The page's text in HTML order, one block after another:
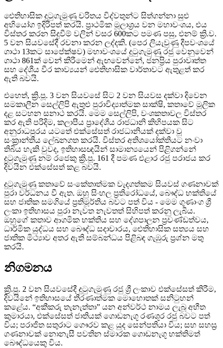
ඓතිහාසික දුටුගැමුණු චරිතය විද්වතුන්ට සිත්ගන්නා සුළු
අභියෝග ඉදිරිපත් කරයි. ප්‍රාථමික මූලාශ්‍රය වන මහාවංශය, එය
විස්තර කරන සිදුවීම් වලින් වසර 600කට පමණ පසු, එනම් ක්‍රි.ව.
5 වන සියවසේදී රචනා කරන ලද්දකි. (පෙර ලියැවුණු දීපවංශයේ
ගාථා 13කට සාපේක්ෂව) මහාවංශයේ දුටුගැමුණු රජු වෙනුවෙන්
ගාථා 861ක් වෙන් කිරීමෙන් ඇඟවෙන්නේ, ජනප්‍රිය පුරාවෘත්ත
සහ දේශීය වීර කාව්‍යයන් ඓතිහාසික වාර්තාවට ඇතුළත් කර
ඇති බවයි.
එහෙත්, ක්‍රි.පූ. 3 වන සියවසේ සිට 2 වන සියවස දක්වා දිවෙන
සමකාලීන සෙල්ලිපි ඇතුළු පුරාවිද්‍යාත්මක සාක්ෂි, කතාවේ මූලික
දළ සටහන සනාථ කරයි. මෙම සෙල්ලිපි, වංශකතාවල විස්තර
කර ඇති පරිදිම, කලාපීය ප්‍රාදේශීය රාජධානි කිහිපයක සිට
අනුරාධපුරය යටතේ එක්සේසත් රාජධානියක් දක්වා වූ
සංක්‍රාන්තිය ලේඛනගත කරයි. විස්තර අතිශයෝක්තියට නංවා
තිබිය හැකි වුවද, ඉතිහාසඥයින් සාමාන්‍යයෙන් පිළිගන්නේ
දුටුගැමුණු නම් රජෙකු ක්‍රි.පූ. 161 දී පමණ එළාර රජු පරාජය කර
දිවයින එක්සේසත් කළ බවයි.
දුටුගැමුණු කතාවේ සංකේතාත්මක වැදගත්කම සියවස් ගණනාවක්
පුරා වර්ධනය වී ඇත. ඔහු සිංහල ප්‍රතිරෝධයේ, බෞද්ධ භක්තියේ
සහ ජාතික සමගියේ ප්‍රතිමූර්තිය බවට පත් විය - මෙම ගුණාංග ශ්‍රී
ලංකා ඉතිහාසය පුරා නැවත නැවතත් සිහිපත් කරනු ලැබීය.
ඔහුගේ කතාව ආගමික භක්තිය සහ දේශපාලන ප්‍රචණ්ඩත්වය,
ධාර්මික යුද්ධය සහ බෞද්ධ සදාචාරය, ඓතිහාසික සත්‍යය සහ
ජාතික මිථ්‍යාව අතර ඇති සම්බන්ධය පිළිබඳ ගැඹුරු ප්‍රශ්න මතු
කරයි.
නිගමනය
ක්‍රි.පූ. 2 වන සියවසේදී දුටුගැමුණු රජු ශ්‍රී ලංකාව එක්සේසත් කිරීම,
දිවයිනේ ඉතිහාසයේ තීරණාත්මක මොහොතක් සනිටුහන්
කළේය. “අකීකරු තැනැත්තා” යන අන්වර්ථ නාමය ලැබූ අභීත
කුමාරයා, එක්සේසත් ජාතියක් ගොඩනැගූ රණශූර රජු බවට පත්
විය; පරාජිත සතුරාට ගෞරව කළ යුද සෙන්පතියා විය; සහ සහස්‍ර
ගණනාවක් නොනැසී පවතින ස්මාරක ගොඩනැගූ භක්තිමත්
බෞද්ධයෙකු විය.